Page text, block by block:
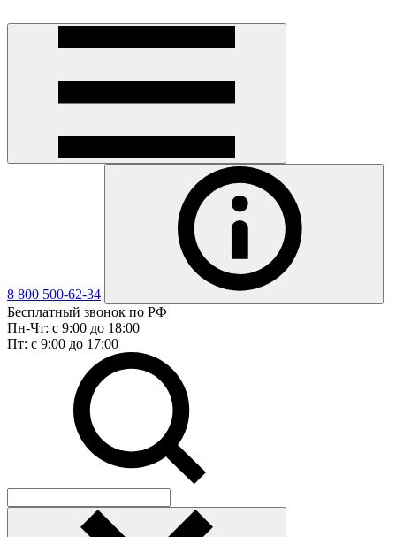
8 800 500-62-34
Бесплатный звонок по РФ
Пн-Чт: с 9:00 до 18:00
Пт: с 9:00 до 17:00